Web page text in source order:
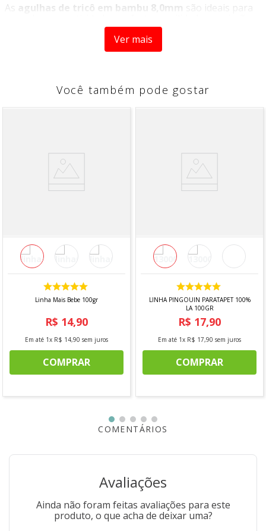
As agulhas de tricô em bambu 8,0mm
são ideais para
de peças encorpadas, com pontos mais soltos e
Perfeitas para peças volumosas e estilos
contemporâneos, como mantas, cachecóis, golas, tapetes
e trabalhos decorativos com efeito estruturado.
Composição: 100% bambu exceto agulha de 15 mm,
produzida em 100% madeira
Tamanho da agulha: 8,0 mm
Comprimento: 35 cm
Superfície lisa para melhor deslizamento do fio
Fabricante: Ecofibras
"Imagens meramente ilustrativas"
Ver mais
Você também pode gostar
Linha Mais Bebe 100gr
R$ 14,90
Em até 1x R$ 14,90 sem juros
COMPRAR
LINHA PINGOUIN PARATAPET 100%
LA 100GR
R$ 17,90
Em até 1x R$ 17,90 sem juros
COMPRAR
COMENTÁRIOS
Avaliações
Ainda não foram feitas avaliações para este
produto, o que acha de deixar uma?